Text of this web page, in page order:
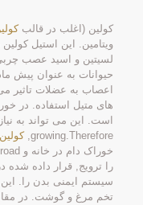
کولین (اغلب در قالب
ویتامین. این استیل
لسیتین و اسید عصب
حیوانات به عنوان پیش
اعصاب به عضلات تاثیر
های متیل استفاده. در
است. این می تواند به
growing.Therefore,
را ترویج, قرار داده شده
سیستم ایمنی بدن را.
تخم مرغ و گوشت. در